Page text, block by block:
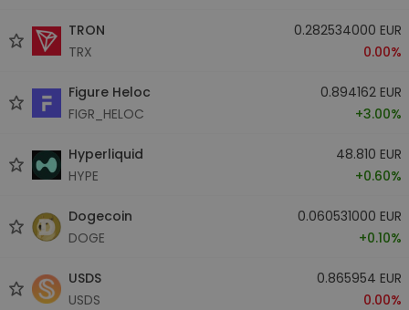
TRON
TRX
0.282534000 EUR
0.00%
Figure Heloc
FIGR_HELOC
0.894162 EUR
+3.00%
Hyperliquid
HYPE
48.810 EUR
+0.60%
Dogecoin
DOGE
0.060531000 EUR
+0.10%
USDS
USDS
0.865954 EUR
0.00%